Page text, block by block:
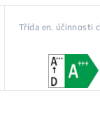
Třída en. účinnosti